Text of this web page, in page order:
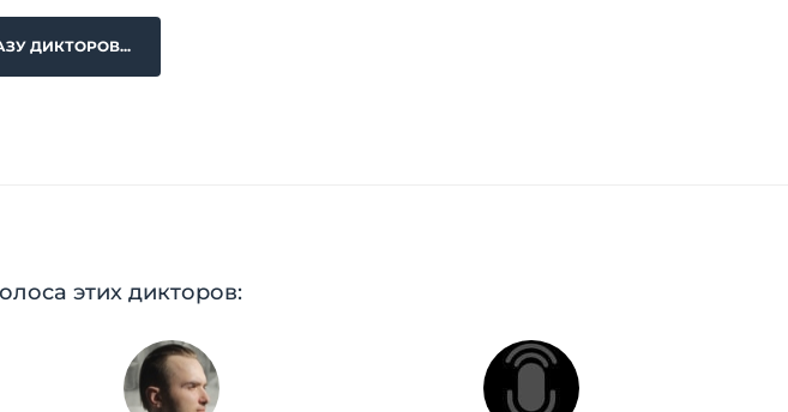
ДИКТОРОВ...
этих дикторов: